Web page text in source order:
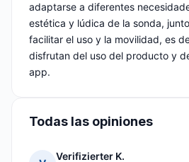
adaptarse a diferentes
estética y lúdica de la sonda,
facilitar el uso y la movilidad, es
disfrutan del uso del producto y
app.
Todas las opiniones
Verifizierter K.